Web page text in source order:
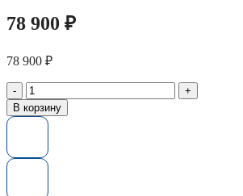
78 900 ₽
78 900 ₽
Количество
товара
Жесткий
HP
В корзину